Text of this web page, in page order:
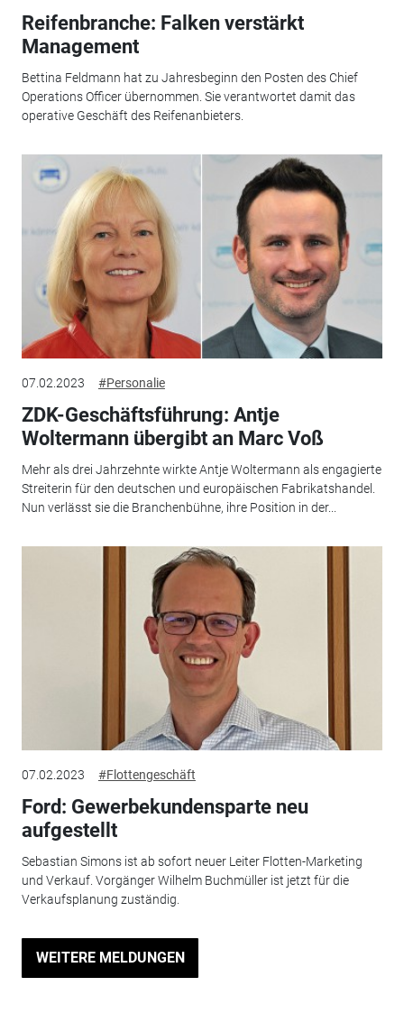
Reifenbranche: Falken verstärkt
Management
Bettina Feldmann hat zu Jahresbeginn den Posten des Chief
Operations Officer übernommen. Sie verantwortet damit das
operative Geschäft des Reifenanbieters.
07.02.2023 #Personalie
ZDK-Geschäftsführung: Antje
Woltermann übergibt an Marc Voß
Mehr als drei Jahrzehnte wirkte Antje Woltermann als engagierte
Streiterin für den deutschen und europäischen Fabrikatshandel.
Nun verlässt sie die Branchenbühne, ihre Position in der...
07.02.2023 #Flottengeschäft
Ford: Gewerbekundensparte neu
aufgestellt
Sebastian Simons ist ab sofort neuer Leiter Flotten-Marketing
und Verkauf. Vorgänger Wilhelm Buchmüller ist jetzt für die
Verkaufsplanung zuständig.
WEITERE MELDUNGEN